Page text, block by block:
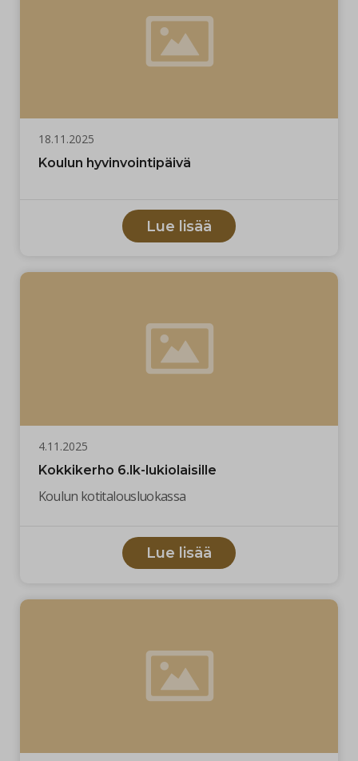
18.11.2025
Koulun hyvinvointipäivä
Lue lisää
4.11.2025
Kokkikerho 6.lk-lukiolaisille
Koulun kotitalousluokassa
Lue lisää